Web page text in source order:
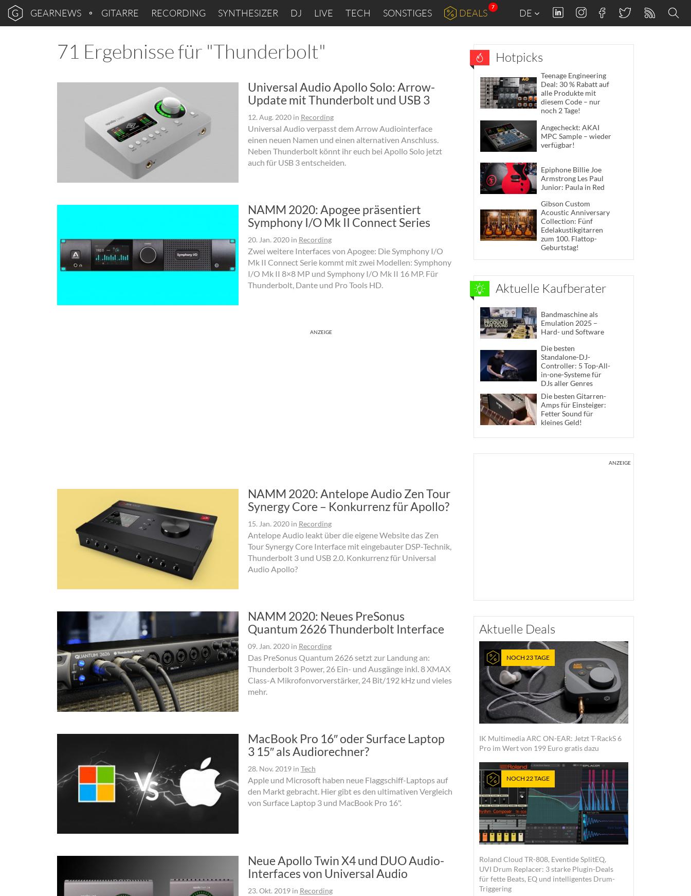
GEARNEWS GITARRE RECORDING SYNTHESIZER DJ LIVE TECH SONSTIGES DEALS
7
DE
71 Ergebnisse für "Thunderbolt"
Universal Audio Apollo Solo: Arrow-
Update mit Thunderbolt und USB 3
12. Aug. 2020in Recording
Universal Audio verpasst dem Arrow Audiointerface
einen neuen Namen und einen alternativen Anschluss.
Neben Thunderbolt könnt ihr euch bei Apollo Solo jetzt
auch für USB 3 entscheiden.
NAMM 2020: Apogee präsentiert
Symphony I/O Mk II Connect Series
20. Jan. 2020in Recording
Zwei weitere Interfaces von Apogee: Die Symphony I/O
Mk II Connect Serie kommt mit zwei Modellen: Symphony
I/O Mk II 8×8 MP und Symphony I/O Mk II 16 MP. Für
Thunderbolt, Dante und Pro Tools HD.
ANZEIGE
NAMM 2020: Antelope Audio Zen Tour
Synergy Core – Konkurrenz für Apollo?
15. Jan. 2020in Recording
Antelope Audio leakt über die eigene Website das Zen
Tour Synergy Core Interface mit eingebauter DSP-Technik,
Thunderbolt 3 und USB 2.0. Konkurrenz für Universal
Audio Apollo?
NAMM 2020: Neues PreSonus
Quantum 2626 Thunderbolt Interface
09. Jan. 2020in Recording
Das PreSonus Quantum 2626 setzt zur Landung an:
Thunderbolt 3 Power, 26 Ein- und Ausgänge inkl. 8 XMAX
Class-A Mikrofonvorverstärker, 24 Bit/192 kHz und vieles
mehr.
MacBook Pro 16″ oder Surface Laptop
3 15″ als Audiorechner?
28. Nov. 2019in Tech
Apple und Microsoft haben neue Flaggschiff-Laptops auf
den Markt gebracht. Hier gibt es den ultimativen Vergleich
von Surface Laptop 3 und MacBook Pro 16".
Neue Apollo Twin X4 und DUO Audio-
Interfaces von Universal Audio
23. Okt. 2019in Recording
Hotpicks
Teenage Engineering
Deal: 30 % Rabatt auf
alle Produkte mit
diesem Code – nur
noch 2 Tage!
Angecheckt: AKAI
MPC Sample – wieder
verfügbar!
Epiphone Billie Joe
Armstrong Les Paul
Junior: Paula in Red
Gibson Custom
Acoustic Anniversary
Collection: Fünf
Edelakustikgitarren
zum 100. Flattop-
Geburtstag!
Aktuelle Kaufberater
Bandmaschine als
Emulation 2025 –
Hard- und Software
Die besten
Standalone-DJ-
Controller: 5 Top-All-
in-one-Systeme für
DJs aller Genres
Die besten Gitarren-
Amps für Einsteiger:
Fetter Sound für
kleines Geld!
ANZEIGE
Aktuelle Deals
NOCH 23 TAGE
IK Multimedia ARC ON-EAR: Jetzt T-RackS 6
Pro im Wert von 199 Euro gratis dazu
NOCH 22 TAGE
Roland Cloud TR-808, Eventide SplitEQ,
UVI Drum Replacer: 3 starke Plugin-Deals
für fette Beats, EQ und intelligentes Drum-
Triggering